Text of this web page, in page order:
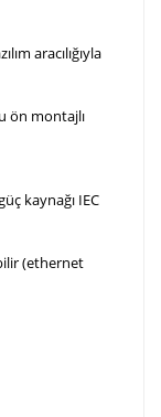
aracılığıyla
ön montajlı
kaynağı IEC
(ethernet